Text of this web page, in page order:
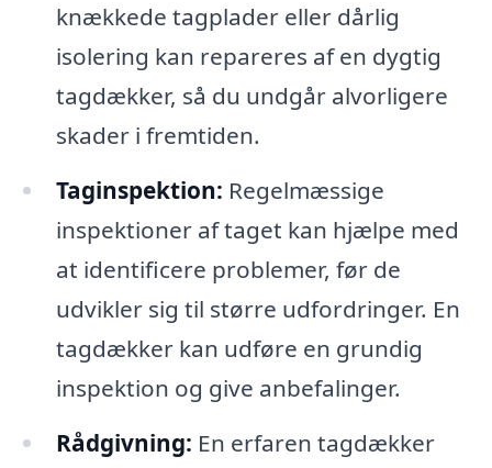
knækkede tagplader eller dårlig
isolering kan repareres af en dygtig
tagdækker, så du undgår alvorligere
skader i fremtiden.
Taginspektion: Regelmæssige
inspektioner af taget kan hjælpe med
at identificere problemer, før de
udvikler sig til større udfordringer. En
tagdækker kan udføre en grundig
inspektion og give anbefalinger.
Rådgivning: En erfaren tagdækker